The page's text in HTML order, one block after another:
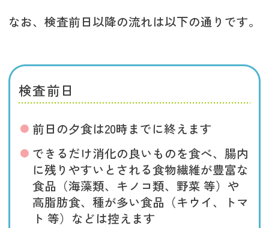
なお、検査前日以降の流れは以下の通りです。
検査前日
前日の夕食は20時までに終えます
できるだけ消化の良いものを食べ、腸内
に残りやすいとされる食物繊維が豊富な
食品（海藻類、キノコ類、野菜 等）や
高脂肪食、種が多い食品（キウイ、トマ
ト 等）などは控えます